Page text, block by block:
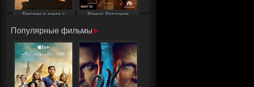
Берлин и дама с
Ранчо Даттонов
Популярные фильмы